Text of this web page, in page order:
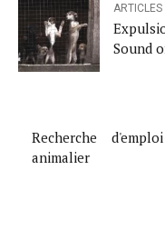
Sound
Recherche
animalier